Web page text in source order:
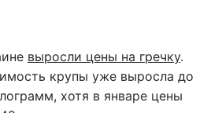
выросли цены на гречку.
крупы уже выросла до
хотя в январе цены